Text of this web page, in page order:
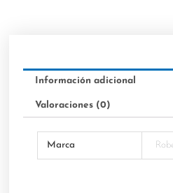
Información adicional
Valoraciones (0)
Marca